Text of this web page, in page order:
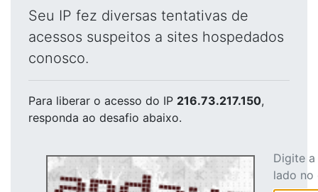
Seu IP fez diversas tentativas de
acessos suspeitos a sites hospedados
conosco.
Para liberar o acesso do IP 216.73.217.150,
responda ao desafio abaixo.
Digite
lado no